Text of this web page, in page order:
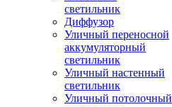
светильник
Диффузор
Уличный переносной
аккумуляторный
светильник
Уличный настенный
светильник
Уличный потолочный